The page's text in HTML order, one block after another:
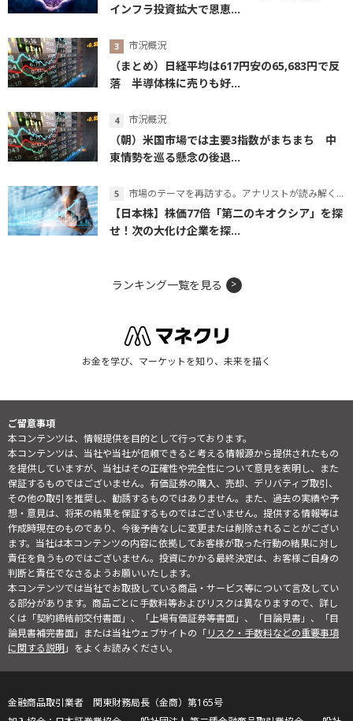
インフラ投資拡大で恩恵...
市況概況
（まとめ）日経平均は617円安の65,683円で反
落 半導体株に売りも好...
市況概況
（朝）米国市場では主要3指数がまちまち 中
東情勢を巡る懸念の後退...
市場のテーマを再訪する。アナリストが読み解くテーマの本質
【日本株】株価77倍「第二のキオクシア」を探
せ！次の大化け企業を探...
ランキング一覧を見る
お金を学び、マーケットを知り、未来を描く
ご留意事項
本コンテンツは、情報提供を目的として行っております。
本コンテンツは、当社や当社が信頼できると考える情報源から提供されたもの
を提供していますが、当社はその正確性や完全性について意見を表明し、また
保証するものではございません。有価証券の購入、売却、デリバティブ取引、
その他の取引を推奨し、勧誘するものではありません。また、過去の実績や予
想・意見は、将来の結果を保証するものではございません。提供する情報等は
作成時現在のものであり、今後予告なしに変更または削除されることがござい
ます。当社は本コンテンツの内容に依拠してお客様が取った行動の結果に対し
責任を負うものではございません。投資にかかる最終決定は、お客様ご自身の
判断と責任でなさるようお願いいたします。
本コンテンツでは当社でお取扱している商品・サービス等について言及してい
る部分があります。商品ごとに手数料等およびリスクは異なりますので、詳し
くは「契約締結前交付書面」、「上場有価証券等書面」、「目論見書」、「目
論見書補完書面」または当社ウェブサイトの「リスク・手数料などの重要事項
に関する説明」をよくお読みください。
金融商品取引業者 関東財務局長（金商）第165号